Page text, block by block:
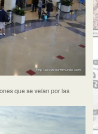
que se veían por las